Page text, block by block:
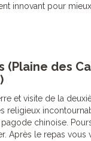
innovant pour
(Plaine des
et visite de la
religieux
chinoise.
Après le repas